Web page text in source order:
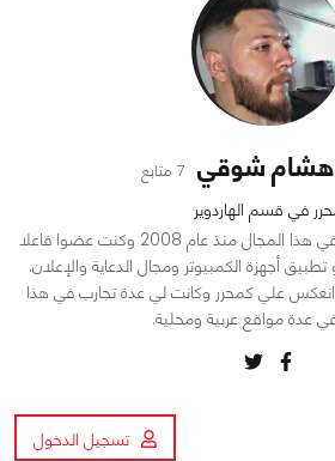
هشام شوقي 7 متابع
في قسم الهاردوير
الهاردوير عشقي فلقد دخلت في هذا المجال منذ عام 2008 وكنت عضوا فاعلا
أجهزة الكمبيوتر ومجال الدعاية والإعلان.
انعكس علي كمحرر وكانت لي عدة تجارب في هذا
عدة مواقع عربية ومحلية.
تسجيل الدخول